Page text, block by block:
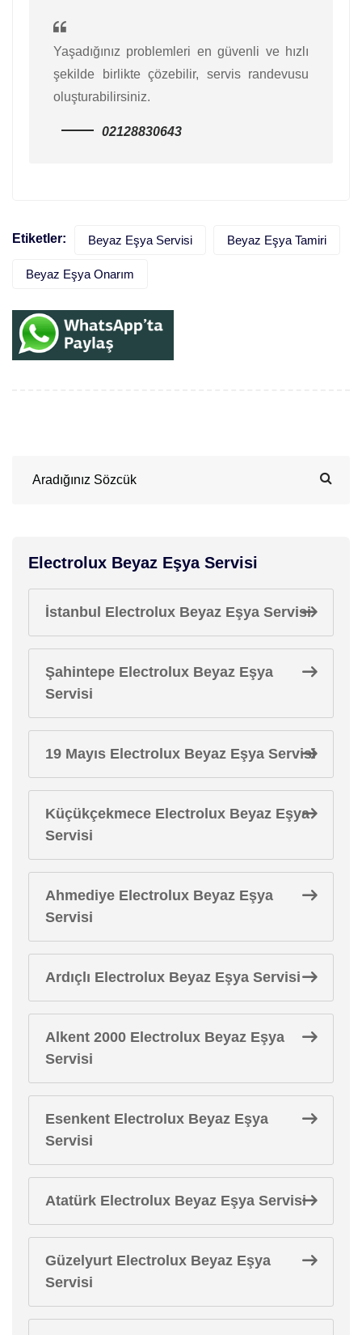
Yaşadığınız problemleri en güvenli ve hızlı
şekilde birlikte çözebilir, servis randevusu
oluşturabilirsiniz.
02128830643
Etiketler: Beyaz Eşya Servisi Beyaz Eşya Tamiri
Beyaz Eşya Onarım
Electrolux Beyaz Eşya Servisi
İstanbul Electrolux Beyaz Eşya Servisi
Şahintepe Electrolux Beyaz Eşya
Servisi
19 Mayıs Electrolux Beyaz Eşya Servisi
Küçükçekmece Electrolux Beyaz Eşya
Servisi
Ahmediye Electrolux Beyaz Eşya
Servisi
Ardıçlı Electrolux Beyaz Eşya Servisi
Alkent 2000 Electrolux Beyaz Eşya
Servisi
Esenkent Electrolux Beyaz Eşya
Servisi
Atatürk Electrolux Beyaz Eşya Servisi
Güzelyurt Electrolux Beyaz Eşya
Servisi